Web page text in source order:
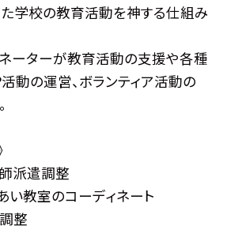
学校の教育活動を神する仕組み
ーターが教育活動の支援や各種
動の運営、ボランティア活動の
派遣調整
い教室のコーディネート
整